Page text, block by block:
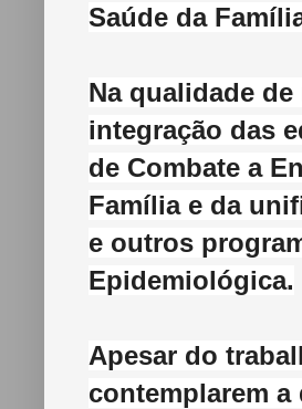
Saúde da
Na qualidade
integração das
de Combate a
Família e da
e outros
Epidemiológica.
Apesar do
contemplarem